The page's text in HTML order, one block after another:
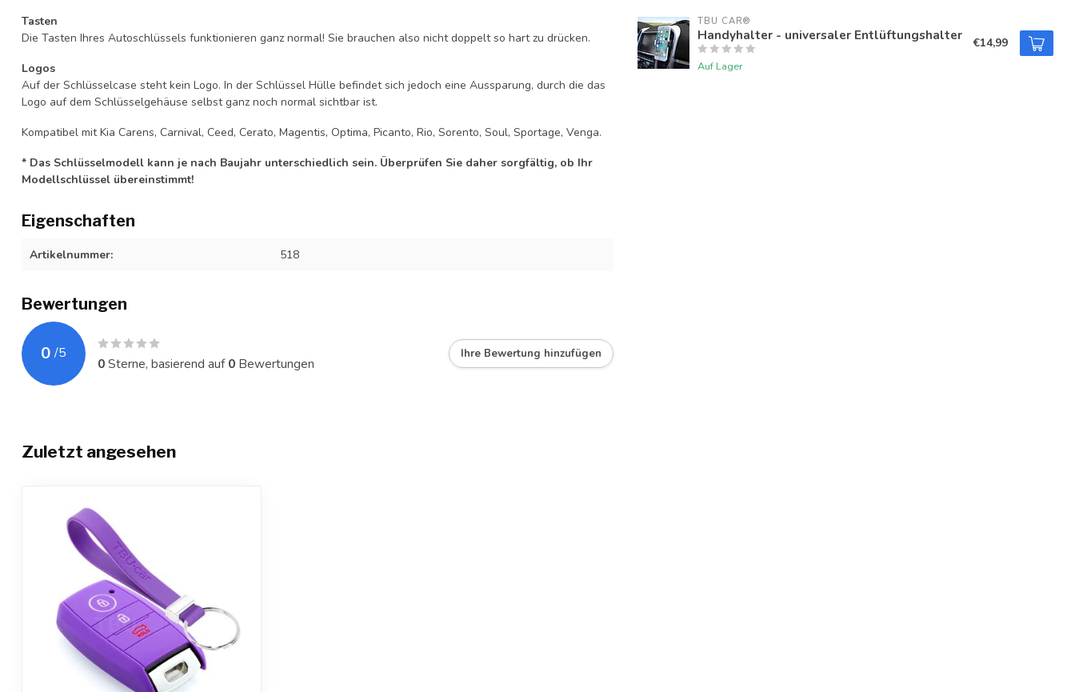
Tasten
Die Tasten Ihres Autoschlüssels funktionieren ganz normal! Sie brauchen also nicht doppelt so hart zu drücken.
Logos
Auf der Schlüsselcase steht kein Logo. In der Schlüssel Hülle befindet sich jedoch eine Aussparung, durch die das
Logo auf dem Schlüsselgehäuse selbst ganz noch normal sichtbar ist.
Kompatibel mit Kia Carens, Carnival, Ceed, Cerato, Magentis, Optima, Picanto, Rio, Sorento, Soul, Sportage, Venga.
* Das Schlüsselmodell kann je nach Baujahr unterschiedlich sein. Überprüfen Sie daher sorgfältig, ob Ihr
Modellschlüssel übereinstimmt!
Eigenschaften
Artikelnummer: 518
Bewertungen
0 /5
0Sterne, basierend auf0 Bewertungen
Ihre Bewertung hinzufügen
TBU CAR®
Handyhalter - universaler Entlüftungshalter
Auf Lager
€14,99
Zuletzt angesehen